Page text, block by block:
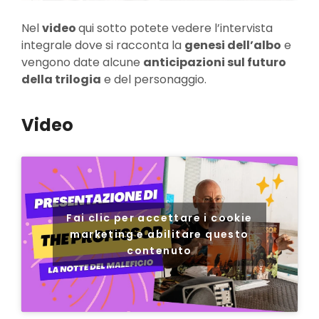
Nelvideoqui sotto potete vedere l’intervista
integrale dove si racconta la genesi dell’albo e
vengono date alcune anticipazioni sul futuro
della trilogia e del personaggio.
Video
Fai clic per accettare i cookie
marketing e abilitare questo
contenuto